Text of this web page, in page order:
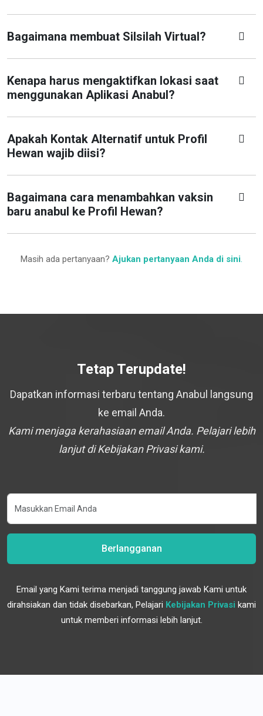
Bagaimana membuat Silsilah Virtual?
Kenapa harus mengaktifkan lokasi saat
menggunakan Aplikasi Anabul?
Apakah Kontak Alternatif untuk Profil
Hewan wajib diisi?
Bagaimana cara menambahkan vaksin
baru anabul ke Profil Hewan?
Masih ada pertanyaan? Ajukan pertanyaan Anda di sini.
Tetap Terupdate!
Dapatkan informasi terbaru tentang Anabul langsung
ke email Anda.
Kami menjaga kerahasiaan email Anda. Pelajari lebih
lanjut di Kebijakan Privasi kami.
Berlangganan
Email yang Kami terima menjadi tanggung jawab Kami untuk
dirahsiakan dan tidak disebarkan, Pelajari Kebijakan Privasi kami
untuk memberi informasi lebih lanjut.